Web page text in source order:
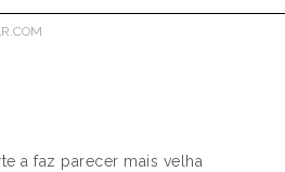
a faz parecer mais velha